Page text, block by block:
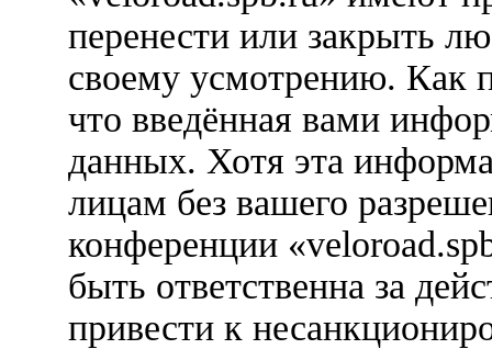
перенести или закрыть
своему усмотрению. Как
что введённая вами
данных. Хотя эта
лицам без вашего
конференции
быть ответственна за
привести к